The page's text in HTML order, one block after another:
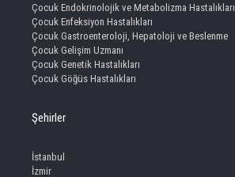
Çocuk Endokrinolojik ve Metabolizma Hastalıkları
Çocuk Enfeksiyon Hastalıkları
Çocuk Gastroenteroloji, Hepatoloji ve Beslenme
Çocuk Gelişim Uzmanı
Çocuk Genetik Hastalıkları
Çocuk Göğüs Hastalıkları
Şehirler
İstanbul
İzmir